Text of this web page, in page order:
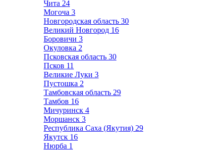
Чита 24
Могоча 3
Новгородская область 30
Великий Новгород 16
Боровичи 3
Окуловка 2
Псковская область 30
Псков 11
Великие Луки 3
Пустошка 2
Тамбовская область 29
Тамбов 16
Мичуринск 4
Моршанск 3
Республика Саха (Якутия) 29
Якутск 16
Нюрба 1